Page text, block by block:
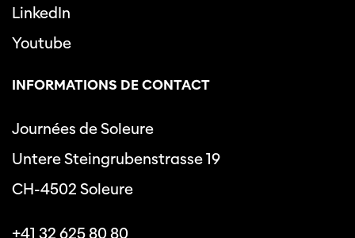
LinkedIn
Youtube
INFORMATIONS DE CONTACT
Journées de Soleure
Untere Steingrubenstrasse 19
CH-4502 Soleure
+41 32 625 80 80